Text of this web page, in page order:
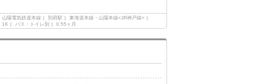
山陽電気鉄道本線 別府駅
東海道本線・山陽本線<JR神戸線>
1K バス・トイレ別 0.55ヶ月